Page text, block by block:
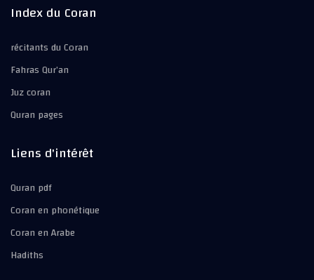
Index du Coran
récitants du Coran
Fahras Qur’an
Juz coran
Quran pages
Liens d'intérêt
Quran pdf
Coran en phonétique
Coran en Arabe
Hadiths